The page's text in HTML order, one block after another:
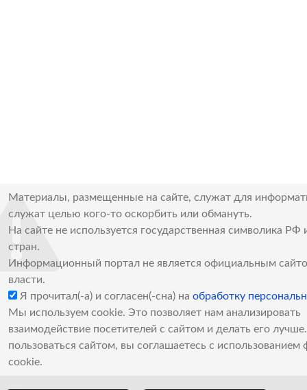
Материалы, размещенные на сайте, служат для
служат целью кого-то оскорбить или обмануть.
На сайте не используется государственная символика РФ
стран.
Информационный портал не является официальным
власти.
Я прочитал(-а) и согласен(-сна) на обработку
Мы используем cookie. Это позволяет нам анализировать
взаимодействие посетителей с сайтом и делать его
пользоваться сайтом, вы соглашаетесь с использованием
cookie.